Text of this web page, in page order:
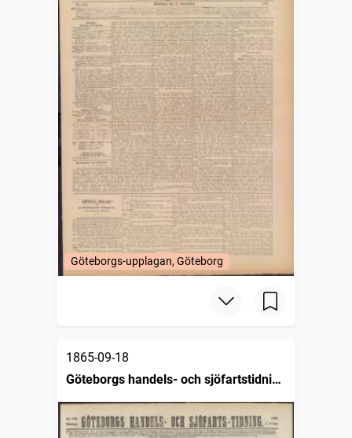
Göteborgs-upplagan, Göteborg
1865-09-18
Göteborgs handels- och sjöfartstidning
(1832)